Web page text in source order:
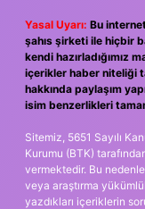
Yasal Uyarı: Bu
şahıs şirketi ile hiçbir
kendi hazırladığımız
içerikler haber niteliği
hakkında paylaşım
isim benzerlikleri
Sitemiz, 5651 Sayılı
Kurumu (BTK)
vermektedir. Bu
veya araştırma
yazdıkları içeriklerin